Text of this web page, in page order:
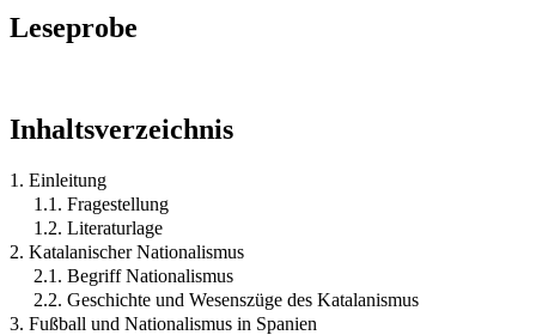
Leseprobe
Inhaltsverzeichnis
1. Einleitung
1.1. Fragestellung
1.2. Literaturlage
2. Katalanischer Nationalismus
2.1. Begriff Nationalismus
2.2. Geschichte und Wesenszüge des Katalanismus
3. Fußball und Nationalismus in Spanien